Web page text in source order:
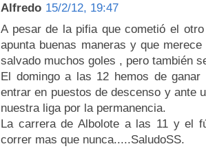
Alfredo 15/2/12, 19:47
A pesar de la pifia que cometió el
apunta buenas maneras y que
salvado muchos goles , pero también
El domingo a las 12 hemos de
entrar en puestos de descenso y ante
nuestra liga por la permanencia.
La carrera de Albolote a las 11 y el
correr mas que nunca.....SaludoSS.